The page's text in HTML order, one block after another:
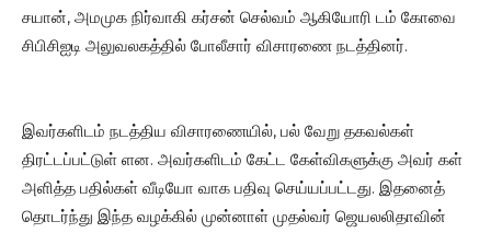
சயான், அமமுக நிர்வாகி கர்சன் செல்வம் ஆகியோரி டம் கோவை
சிபிசிஐடி அலுவலகத்தில் போலீசார் விசாரணை நடத்தினர்.
இவர்களிடம் நடத்திய விசாரணையில், பல் வேறு தகவல்கள்
திரட்டப்பட்டுள் ளன. அவர்களிடம் கேட்ட கேள்விகளுக்கு அவர் கள்
அளித்த பதில்கள் வீடியோ வாக பதிவு செய்யப்பட்டது. இதனைத்
தொடர்ந்து இந்த வழக்கில் முன்னாள் முதல்வர் ஜெயலலிதாவின்